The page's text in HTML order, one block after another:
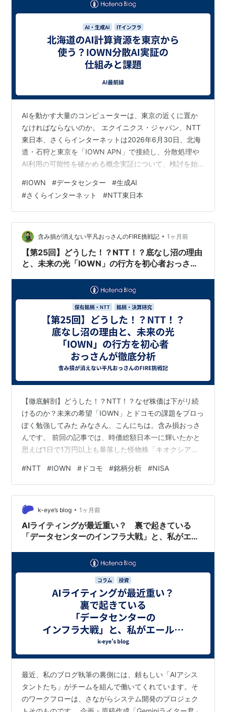
AIを動かす大量のコンピューターは、東京の近くに置か
なければならないのか。 エクイニクス・ジャパン、NTT
東日本、さくらインターネットは2026年6月30日、北海
道・石狩と東京を「IOWN APN」で接続し、分散処理や
AI利用の可能性を確かめる概念実証について、検討を始
積極的に利用し、拠点間を大容量かつ遅延の少ない状態
で結ぶネットワークだ。今回の構想では、東京にある利
用者やクラウドとの接続拠点と、石狩にあるデータセン
ターの計算資源を一体的に使えるか検証する。 ただし、
現時点で発表されたのは「実証の結果」ではない。2026
年後半の実施に向…
#IOWN #データセンター #生成AI
#さくらインターネット #NTT東日本
含み損が消えない平凡おっさんのFIRE挑戦記 • 1ヶ月前
【第25回】どうした！？NTT！？底なし沼の理由
と、未来の光「IOWN」の行方を初心者おっさん
【徹底解剖】どうした！？NTT！？なぜ株価は下がリ続
けるのか？未来の希望「IOWN」とドコモの課題をプロっ
ぽく勉強してみた みなさん、こんにちは。含み損おっさ
んです。 前回の記事では、時価総額日本一に輝いたかと
思えば1日で1万円以上も暴落した怪物株「キオクシア」
火」のような値動きですが、ひるがえって我が家のメイ
ン銘柄、**NTT（9432）**はどうでしょうか。 一言で
言えば、**「終わりの見えない泥沼の散歩」**です。日
経平均が7万円を超えようが、キオクシアがお祭り騒ぎを
しようが、私のNTT（25,000株、含み損40万円超）はト
コトコと年初…
#NTT #IOWN # ドコモ #銘柄分析 #NISA
k-eye’s blog • 1ヶ月前
AIライティングが最近重い？ 裏で起きている
「データセンターのインフラ大戦」と、私がエー
最近、私のブログ執筆の裏側には、頼もしい「AIアシス
タントたち」がチームを組んで働いてくれています。そ
のワークフローは、さながらシステム開発のプロジェク